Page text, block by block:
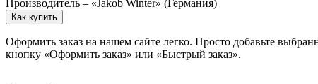
Производитель – «Jakob Winter» (Германия)
Как купить
Оформить заказ на нашем сайте легко. Просто добавьте
кнопку «Оформить заказ» или «Быстрый заказ».